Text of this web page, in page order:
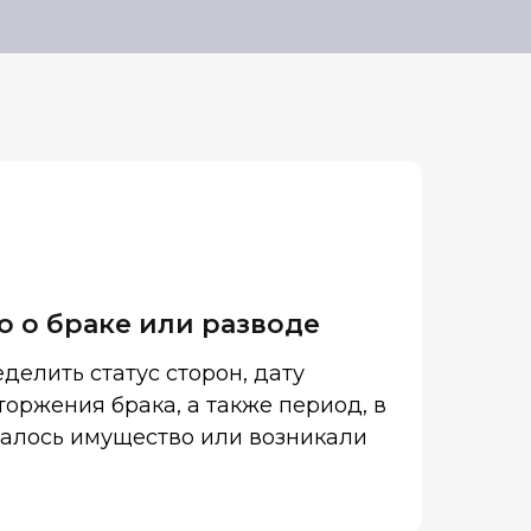
о браке или разводе
статус сторон, дату
брака, а также период, в
имущество или возникали